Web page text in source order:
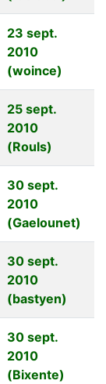
23 sept.
2010
(woince)
25 sept.
2010
(Rouls)
30 sept.
2010
(Gaelounet)
30 sept.
2010
(bastyen)
30 sept.
2010
(Bixente)